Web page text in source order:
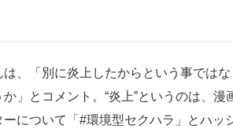
、「別に炎上したからという事ではな
」とコメント。“炎上”というのは、漫
について「#環境型セクハラ」とハッ